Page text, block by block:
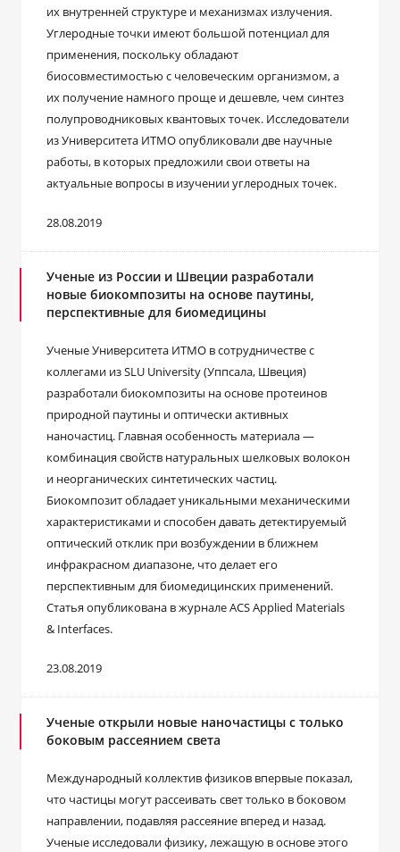
их внутренней структуре и механизмах излучения.
Углеродные точки имеют большой потенциал для
применения, поскольку обладают
биосовместимостью с человеческим организмом, а
их получение намного проще и дешевле, чем синтез
полупроводниковых квантовых точек. Исследователи
из Университета ИТМО опубликовали две научные
работы, в которых предложили свои ответы на
актуальные вопросы в изучении углеродных точек.
28.08.2019
Ученые из России и Швеции разработали
новые биокомпозиты на основе паутины,
перспективные для биомедицины
Ученые Университета ИТМО в сотрудничестве с
коллегами из SLU University (Уппсала, Швеция)
разработали биокомпозиты на основе протеинов
природной паутины и оптически активных
наночастиц. Главная особенность материала —
комбинация свойств натуральных шелковых волокон
и неорганических синтетических частиц.
Биокомпозит обладает уникальными механическими
характеристиками и способен давать детектируемый
оптический отклик при возбуждении в ближнем
инфракрасном диапазоне, что делает его
перспективным для биомедицинских применений.
Статья опубликована в журнале ACS Applied Materials
& Interfaces.
23.08.2019
Ученые открыли новые наночастицы с только
боковым рассеянием света
Международный коллектив физиков впервые показал,
что частицы могут рассеивать свет только в боковом
направлении, подавляя рассеяние вперед и назад.
Ученые исследовали физику, лежащую в основе этого